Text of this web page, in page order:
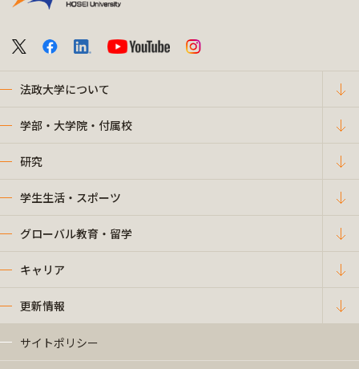
法政大学について
学部・大学院・付属校
研究
学生生活・スポーツ
グローバル教育・留学
キャリア
更新情報
サイトポリシー